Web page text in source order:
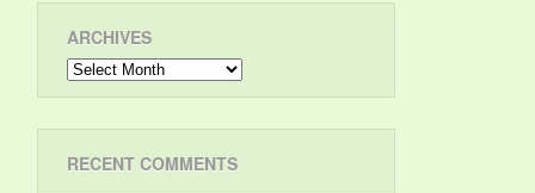
ARCHIVES
Archives
RECENT COMMENTS